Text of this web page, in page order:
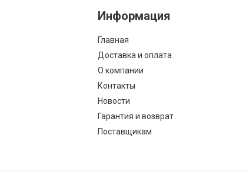
Информация
Главная
Доставка и оплата
О компании
Контакты
Новости
Гарантия и возврат
Поставщикам